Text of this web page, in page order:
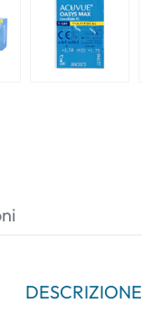
DESCRIZIONE